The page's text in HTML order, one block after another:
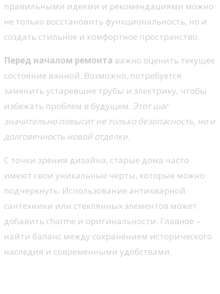
правильными идеями и рекомендациями можно
не только восстановить функциональность, но и
создать стильное и комфортное пространство.
Перед началом ремонта важно оценить текущее
состояние ванной. Возможно, потребуется
заменить устаревшие трубы и электрику, чтобы
избежать проблем в будущем. Этот шаг
значительно повысит не только безопасность, но и
долговечность новой отделки.
С точки зрения дизайна, старые дома часто
имеют свои уникальные черты, которые можно
подчеркнуть. Использование антикварной
сантехники или стеклянных элементов может
добавить charme и оригинальности. Главное –
найти баланс между сохранением исторического
наследия и современными удобствами.